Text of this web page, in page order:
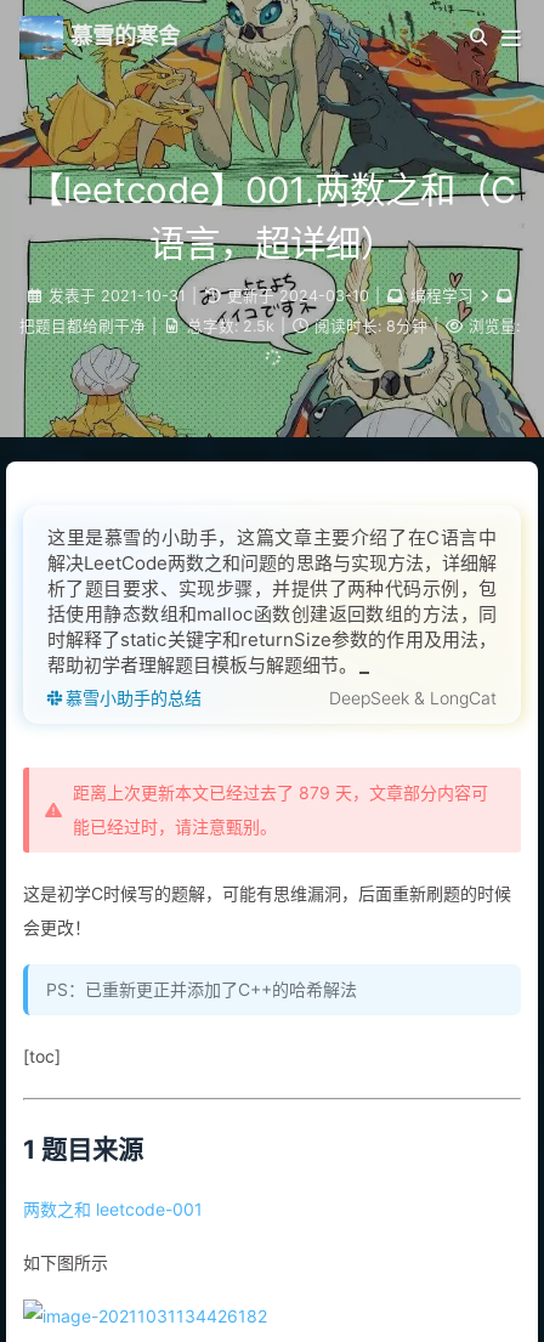
慕雪的寒舍
【leetcode】001.两数之和（C
语言，超详细）
发表于 2021-10-31 更新于 2024-03-10 |
编程学习
把题目都给刷干净 | 总字数: 2.5k 阅读时长: 8分钟 | 浏览量:
这里是慕雪的小助手，这篇文章主要介绍了在C语言中
解决LeetCode两数之和问题的思路与实现方法，详细解
析了题目要求、实现步骤，并提供了两种代码示例，包
括使用静态数组和malloc函数创建返回数组的方法，同
时解释了static关键字和returnSize参数的作用及用法，
帮助初学者理解题目模板与解题细节。
慕雪小助手的总结 DeepSeek & LongCat
距离上次更新本文已经过去了 879 天，文章部分内容可
能已经过时，请注意甄别。
这是初学C时候写的题解，可能有思维漏洞，后面重新刷题的时候
会更改！
PS：已重新更正并添加了C++的哈希解法
[toc]
1 题目来源
两数之和 leetcode-001
如下图所示